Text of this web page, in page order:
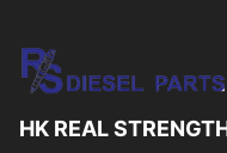
HK REAL